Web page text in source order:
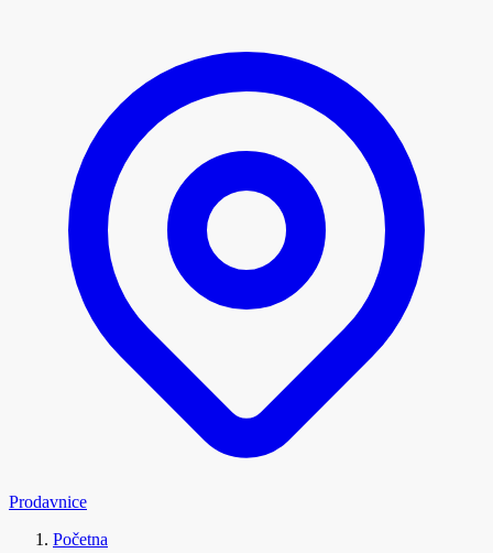
Prodavnice
Početna